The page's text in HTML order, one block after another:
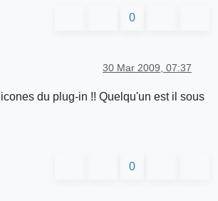
0
30 Mar 2009, 07:37
du plug-in !! Quelqu'un est il sous
0